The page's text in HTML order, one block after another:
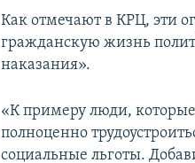
Как отмечают в КРЦ, эти
гражданскую жизнь
наказания».
«К примеру люди,
полноценно
социальные льготы.